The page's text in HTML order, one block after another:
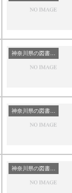
神奈川県の図書館｜勉強できる場所
神奈川県の図書館｜勉強できる場所
神奈川県の図書館｜勉強できる場所